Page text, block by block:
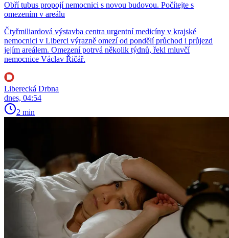
Obří tubus propojí nemocnici s novou budovou. Počítejte s
omezením v areálu
Čtyřmiliardová výstavba centra urgentní medicíny v krajské
nemocnici v Liberci výrazně omezí od pondělí průchod i průjezd
jejím areálem. Omezení potrvá několik týdnů, řekl mluvčí
nemocnice Václav Řičář.
Liberecká Drbna
dnes, 04:54
2 min